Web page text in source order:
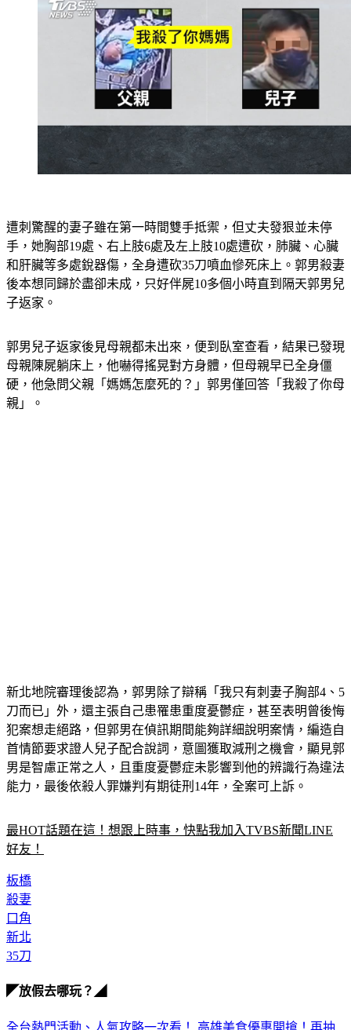
遭刺驚醒的妻子雖在第一時間雙手抵禦，但丈夫發狠並未停
手，她胸部19處、右上肢6處及左上肢10處遭砍，肺臟、心臟
和肝臟等多處銳器傷，全身遭砍35刀噴血慘死床上。郭男殺妻
後本想同歸於盡卻未成，只好伴屍10多個小時直到隔天郭男兒
子返家。
郭男兒子返家後見母親都未出來，便到臥室查看，結果已發現
母親陳屍躺床上，他嚇得搖晃對方身體，但母親早已全身僵
硬，他急問父親「媽媽怎麼死的？」郭男僅回答「我殺了你母
親」。
新北地院審理後認為，郭男除了辯稱「我只有刺妻子胸部4、5
刀而已」外，還主張自己患罹患重度憂鬱症，甚至表明曾後悔
犯案想走絕路，但郭男在偵訊期間能夠詳細說明案情，編造自
首情節要求證人兒子配合說詞，意圖獲取減刑之機會，顯見郭
男是智慮正常之人，且重度憂鬱症未影響到他的辨識行為違法
能力，最後依殺人罪嫌判有期徒刑14年，全案可上訴。
最HOT話題在這！想跟上時事，快點我加入TVBS新聞LINE
好友！
板橋
殺妻
口角
新北
35刀
◤放假去哪玩？◢
全台熱門活動、人氣攻略一次看！ 高雄美食優惠開搶！再抽